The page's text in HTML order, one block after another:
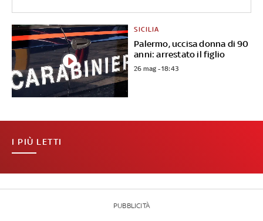
Palermo, uccisa donna di 90
anni: arrestato il figlio
SICILIA
26 mag - 18:43
I PIÙ LETTI
PUBBLICITÀ